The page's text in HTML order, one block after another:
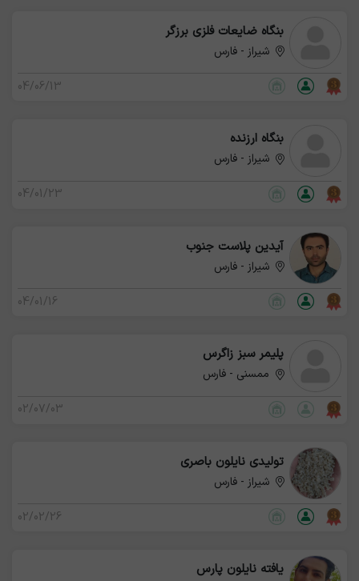
بنگاه ضایعات فلزی برزگر
شیراز - فارس
04/06/13
بنگاه ارزنده
شیراز - فارس
04/01/23
آیدین پلاست جنوب
شیراز - فارس
04/01/16
پلیمر سبز زاگرس
ممسنی - فارس
02/07/03
تولیدی نایلون باصری
شیراز - فارس
02/02/26
یافته نایلون پارس